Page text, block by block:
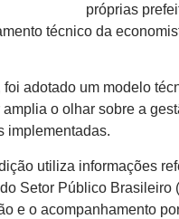
próprias
técnico da
adotado um modelo
o olhar sobre a
implementadas.
utiliza informações
Setor Público
e o acompanhamento